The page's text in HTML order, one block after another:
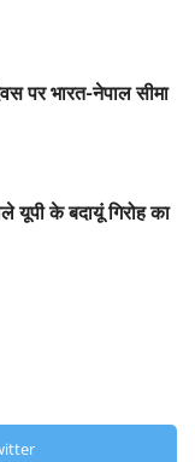
पर भारत-नेपाल सीमा
यूपी के बदायूं गिरोह का